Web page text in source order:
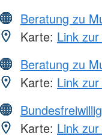
Beratung zu
Karte: Link
Beratung zu
Karte: Link
Karte: Link